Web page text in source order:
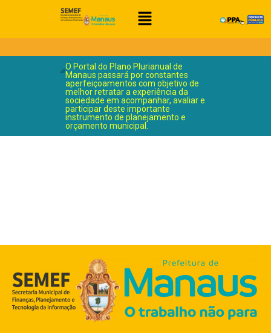
O Portal do Plano Plurianual de
Manaus passará por constantes
aperfeiçoamentos com objetivo de
melhor retratar a experiência da
sociedade em acompanhar, avaliar e
participar deste importante
instrumento de planejamento e
orçamento municipal.